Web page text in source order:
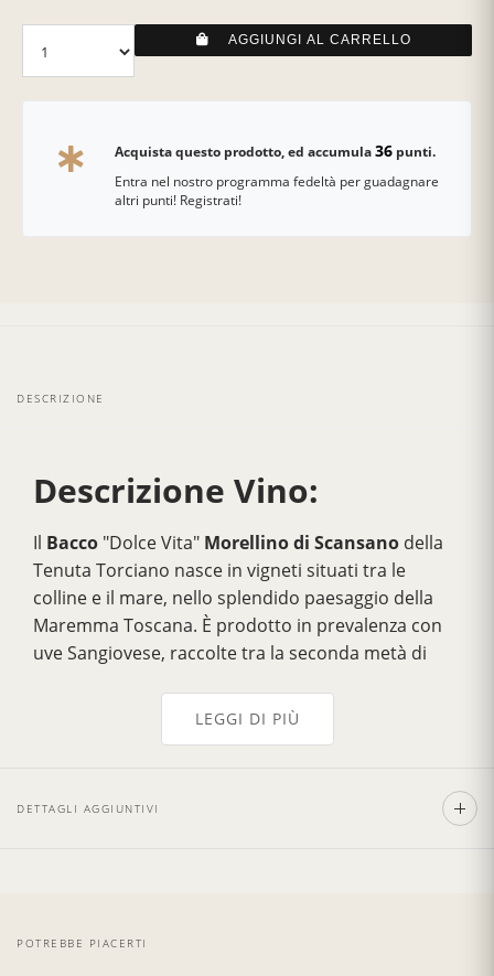
AGGIUNGI AL CARRELLO
Acquista questo prodotto, ed accumula36punti.
Entra nel nostro programma fedeltà per guadagnare
altri punti! Registrati!
DESCRIZIONE
Descrizione Vino:
Il Bacco "Dolce Vita" Morellino di Scansano della
Tenuta Torciano nasce in vigneti situati tra le
colline e il mare, nello splendido paesaggio della
Maremma Toscana. È prodotto in prevalenza con
uve Sangiovese, raccolte tra la seconda metà di
Bacco si presenta in un rosso rubino brillante con
lievi riflessi violacei. Al naso esordisce con intense
vivido e fresco, con una trama tannica tipica del
bistecca alla fiorentina, ribollita, spiedini di agnello,
LEGGI DI PIÙ
DETTAGLI AGGIUNTIVI
POTREBBE PIACERTI